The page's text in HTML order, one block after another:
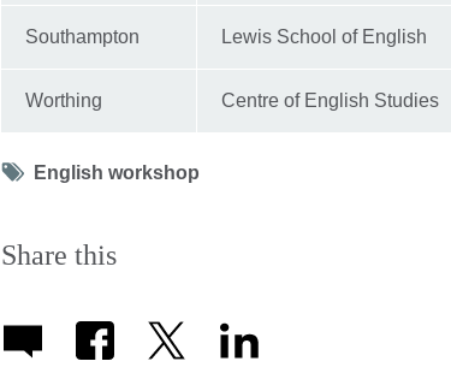
Southampton Lewis School of English
Worthing Centre of English Studies
Tag
English workshop
Share this